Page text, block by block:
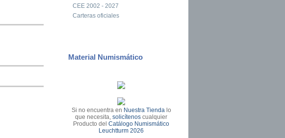
CEE 2002 - 2027
Carteras oficiales
Material Numismático
Si no encuentra en Nuestra Tienda lo
que necesita,solicítenos cualquier
Producto delCatálogo Numismático
Leuchtturm 2026